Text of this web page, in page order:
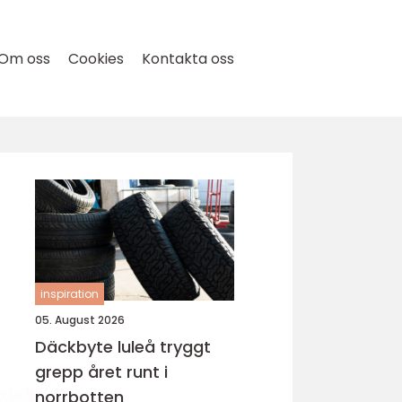
oss Cookies Kontakta oss
inspiration
05. August 2026
Däckbyte luleå tryggt
grepp året runt i
norrbotten